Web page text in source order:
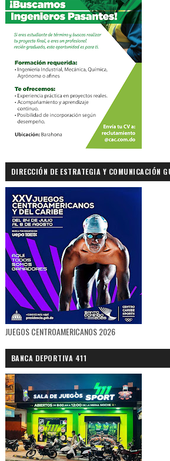
DIRECCIÓN DE ESTRATEGIA Y COMUNICACIÓN
JUEGOS CENTROAMERICANOS 2026
BANCA DEPORTIVA 411